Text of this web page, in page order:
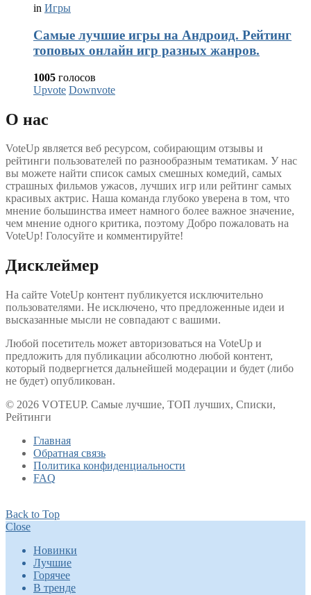
in Игры
Самые лучшие игры на Андроид. Рейтинг
топовых онлайн игр разных жанров.
1005 голосов
Upvote Downvote
О нас
VoteUp является веб ресурсом, собирающим отзывы и
рейтинги пользователей по разнообразным тематикам. У нас
вы можете найти список самых смешных комедий, самых
страшных фильмов ужасов, лучших игр или рейтинг самых
красивых актрис. Наша команда глубоко уверена в том, что
мнение большинства имеет намного более важное значение,
чем мнение одного критика, поэтому Добро пожаловать на
VoteUp! Голосуйте и комментируйте!
Дисклеймер
На сайте VoteUp контент публикуется исключительно
пользователями. Не исключено, что предложенные идеи и
высказанные мысли не совпадают с вашими.
Любой посетитель может авторизоваться на VoteUp и
предложить для публикации абсолютно любой контент,
который подвергнется дальнейшей модерации и будет (либо
не будет) опубликован.
© 2026 VOTEUP. Самые лучшие, ТОП лучших, Списки,
Рейтинги
Главная
Обратная связь
Политика конфиденциальности
FAQ
Back to Top
Close
Новинки
Лучшие
Горячее
В тренде